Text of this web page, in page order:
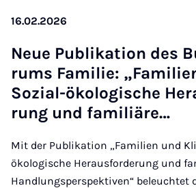
16.02.2026
Neue Pu­bli­ka­ti­on des
rums Fa­mi­lie:
So­zi­al-öko­lo­gi­sche
rung und fa­mi­li­äre…
Mit der Publikation „Familien und
ökologische Herausforderung und
Handlungsperspektiven“ beleuchtet